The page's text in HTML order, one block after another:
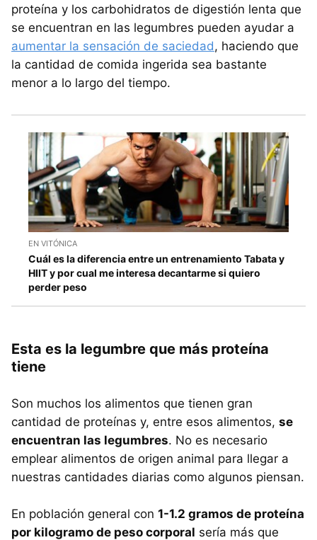
proteína y los carbohidratos de digestión lenta que
se encuentran en las legumbres pueden ayudar a
aumentar la sensación de saciedad, haciendo que
la cantidad de comida ingerida sea bastante
menor a lo largo del tiempo.
EN VITÓNICA
Cuál es la diferencia entre un entrenamiento Tabata y
HIIT y por cual me interesa decantarme si quiero
perder peso
Esta es la legumbre que más proteína
tiene
Son muchos los alimentos que tienen gran
cantidad de proteínas y, entre esos alimentos, se
encuentran las legumbres. No es necesario
emplear alimentos de origen animal para llegar a
nuestras cantidades diarias como algunos piensan.
En población general con 1-1.2 gramos de proteína
por kilogramo de peso corporal sería más que